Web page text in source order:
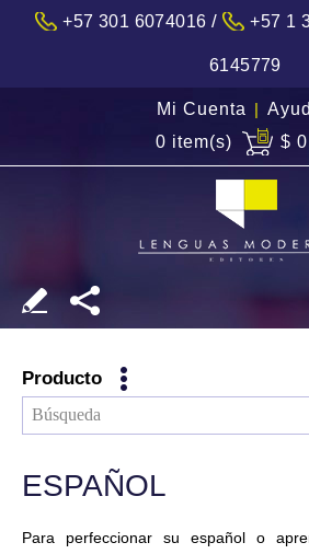
+57 301 6074016 / +57 1
6145779
Mi Cuenta |
0 item(s)
$
Producto
ESPAÑOL
Para perfeccionar su español o